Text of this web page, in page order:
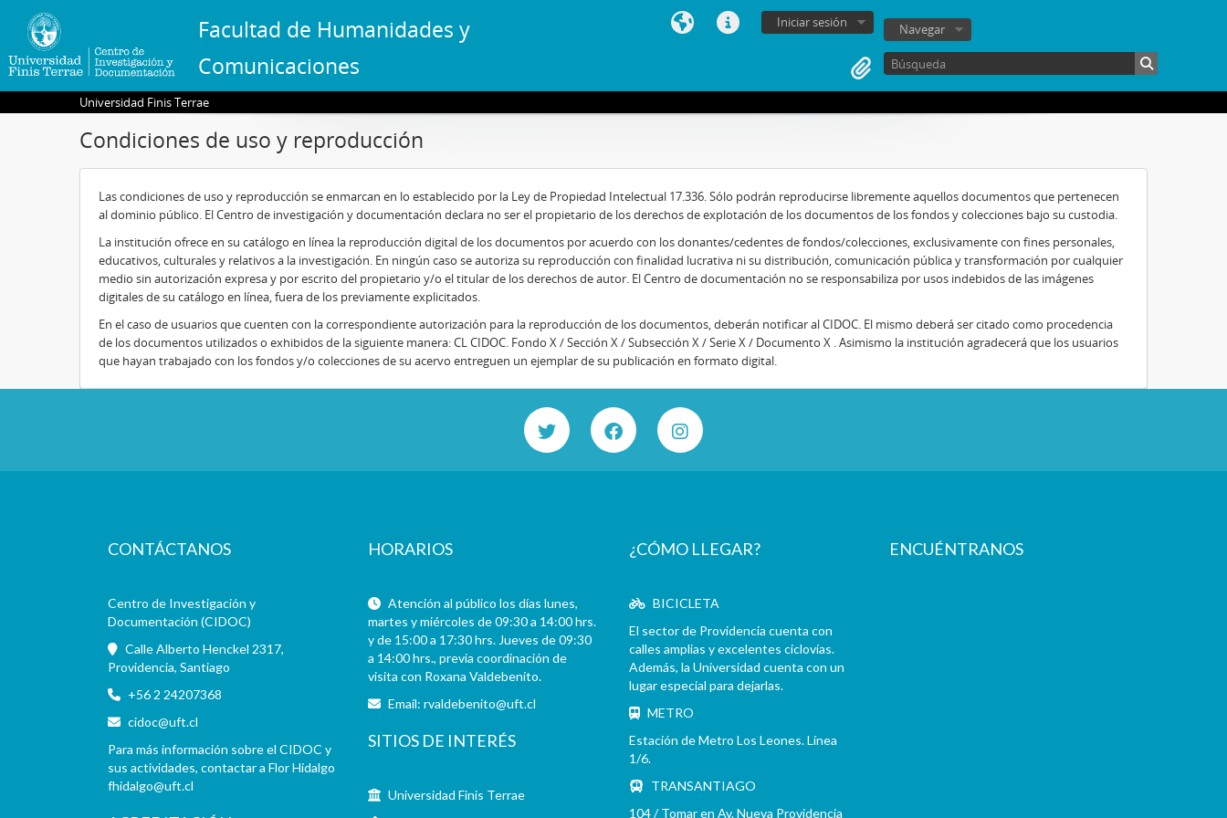
Facultad de Humanidades y
Comunicaciones
Iniciar sesión Navegar
Universidad Finis Terrae
Condiciones de uso y reproducción
Las condiciones de uso y reproducción se enmarcan en lo establecido por la Ley de Propiedad Intelectual 17.336. Sólo podrán reproducirse libremente aquellos documentos que pertenecen
al dominio público. El Centro de investigación y documentación declara no ser el propietario de los derechos de explotación de los documentos de los fondos y colecciones bajo su custodia.
La institución ofrece en su catálogo en línea la reproducción digital de los documentos por acuerdo con los donantes/cedentes de fondos/colecciones, exclusivamente con fines personales,
educativos, culturales y relativos a la investigación. En ningún caso se autoriza su reproducción con finalidad lucrativa ni su distribución, comunicación pública y transformación por cualquier
medio sin autorización expresa y por escrito del propietario y/o el titular de los derechos de autor. El Centro de documentación no se responsabiliza por usos indebidos de las imágenes
digitales de su catálogo en línea, fuera de los previamente explicitados.
En el caso de usuarios que cuenten con la correspondiente autorización para la reproducción de los documentos, deberán notificar al CIDOC. El mismo deberá ser citado como procedencia
de los documentos utilizados o exhibidos de la siguiente manera: CL CIDOC. Fondo X / Sección X / Subsección X / Serie X / Documento X . Asimismo la institución agradecerá que los usuarios
que hayan trabajado con los fondos y/o colecciones de su acervo entreguen un ejemplar de su publicación en formato digital.
CONTÁCTANOS
Centro de Investigación y
Documentación (CIDOC)
Calle Alberto Henckel 2317,
Providencia, Santiago
+56 2 24207368
cidoc@uft.cl
Para más información sobre el CIDOC y
sus actividades, contactar a Flor Hidalgo
fhidalgo@uft.cl
HORARIOS
Atención al público los días lunes,
martes y miércoles de 09:30 a 14:00 hrs.
y de 15:00 a 17:30 hrs. Jueves de 09:30
a 14:00 hrs., previa coordinación de
visita con Roxana Valdebenito.
Email:rvaldebenito@uft.cl
SITIOS DE INTERÉS
Universidad Finis Terrae
¿CÓMO LLEGAR?
BICICLETA
El sector de Providencia cuenta con
calles amplias y excelentes ciclovías.
Además, la Universidad cuenta con un
lugar especial para dejarlas.
METRO
Estación de Metro Los Leones. Línea
1/6.
TRANSANTIAGO
104 / Tomar en Av. Nueva Providencia
ENCUÉNTRANOS